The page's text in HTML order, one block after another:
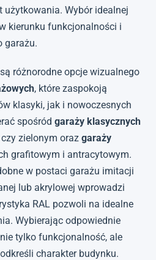
Wybór idealnej
kierunku funkcjonalności i
garażu.
różnorodne opcje wizualnego
, które zaspokoją
klasyki, jak i nowoczesnych
spośród garaży klasycznych
zielonym oraz garaży
grafitowym i antracytowym.
w postaci garażu imitacji
lub akrylowej wprowadzi
RAL pozwoli na idealne
Wybierając odpowiednie
tylko funkcjonalność, ale
charakter budynku.